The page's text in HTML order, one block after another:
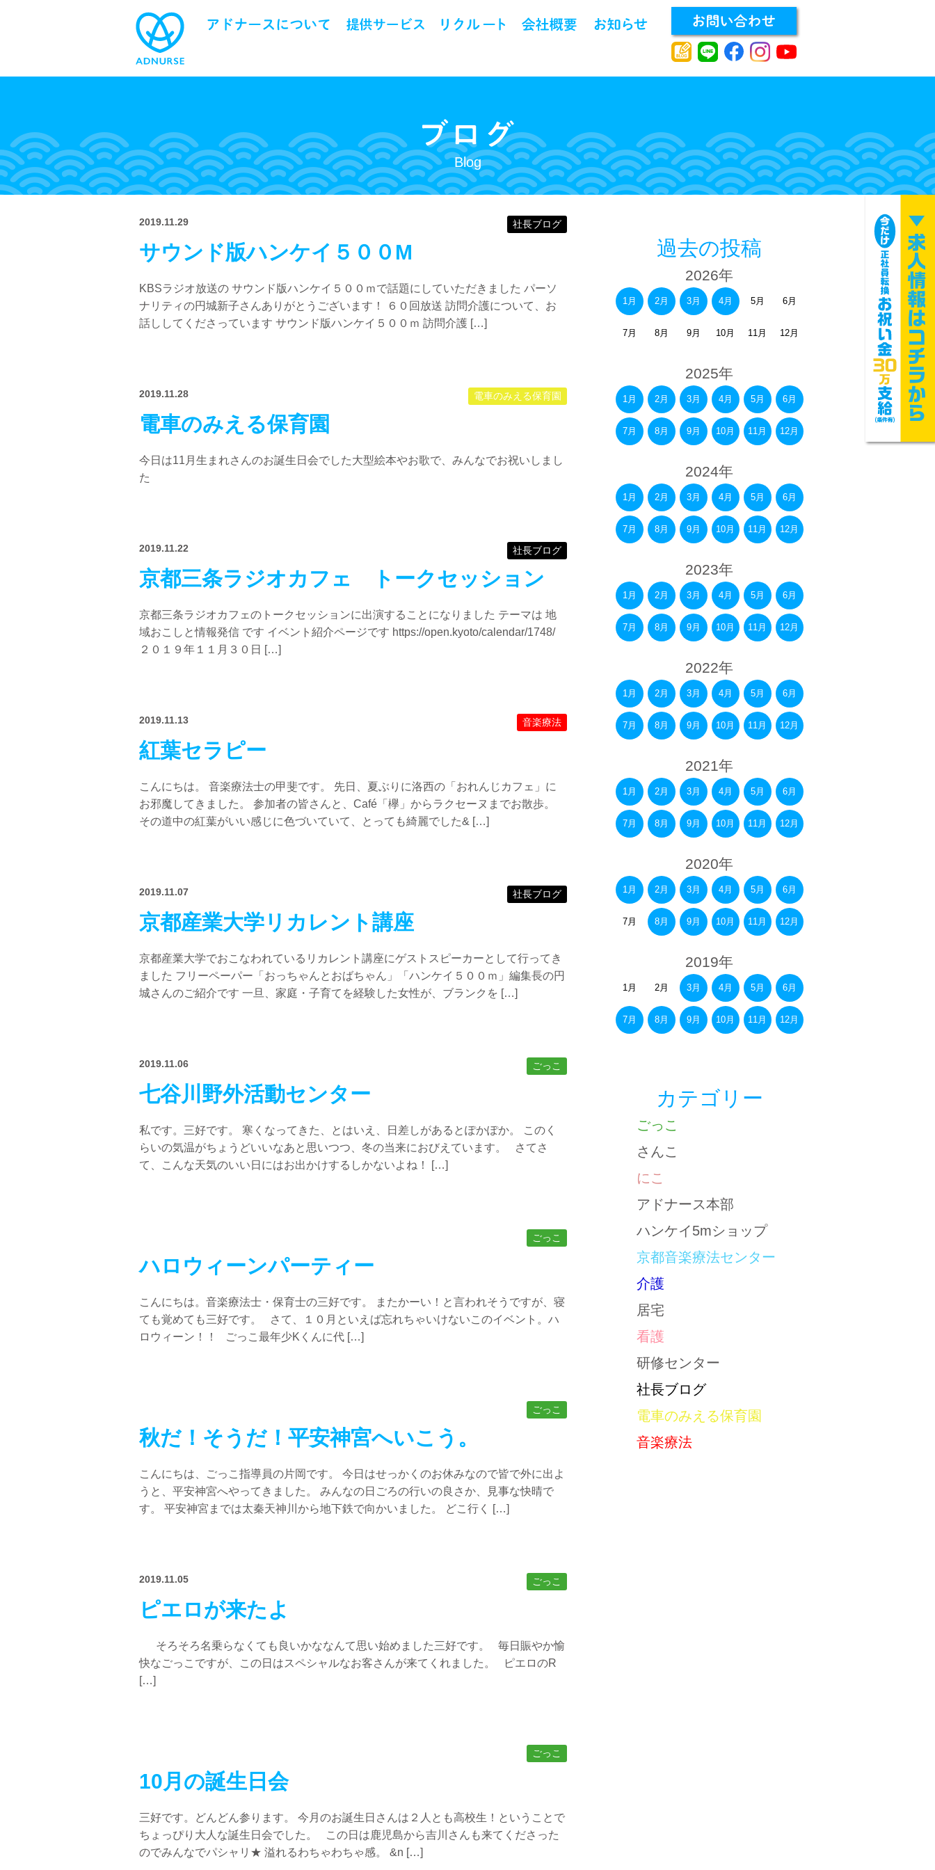
Blog
2019.11.29 社長ブログ
サウンド版ハンケイ５００M
KBSラジオ放送の サウンド版ハンケイ５００ｍで話題にしていただきました パーソ
ナリティの円城新子さんありがとうございます！ ６０回放送 訪問介護について、お
話ししてくださっています サウンド版ハンケイ５００ｍ 訪問介護 […]
2019.11.28 電車のみえる保育園
電車のみえる保育園
今日は11月生まれさんのお誕生日会でした大型絵本やお歌で、みんなでお祝いしまし
た
2019.11.22 社長ブログ
京都三条ラジオカフェ トークセッション
京都三条ラジオカフェのトークセッションに出演することになりました テーマは 地
域おこしと情報発信 です イベント紹介ページです https://open.kyoto/calendar/1748/
２０１９年１１月３０日 […]
2019.11.13 音楽療法
紅葉セラピー
こんにちは。 音楽療法士の甲斐です。 先日、夏ぶりに洛西の「おれんじカフェ」に
お邪魔してきました。 参加者の皆さんと、Café「欅」からラクセーヌまでお散歩。
その道中の紅葉がいい感じに色づいていて、とっても綺麗でした& […]
2019.11.07 社長ブログ
京都産業大学リカレント講座
京都産業大学でおこなわれているリカレント講座にゲストスピーカーとして行ってき
ました フリーペーパー「おっちゃんとおばちゃん」「ハンケイ５００ｍ」編集長の円
城さんのご紹介です 一旦、家庭・子育てを経験した女性が、ブランクを […]
2019.11.06 ごっこ
七谷川野外活動センター
私です。三好です。 寒くなってきた、とはいえ、日差しがあるとぽかぽか。 このく
らいの気温がちょうどいいなあと思いつつ、冬の当来におびえています。 さてさ
て、こんな天気のいい日にはお出かけするしかないよね！ […]
ごっこ
ハロウィーンパーティー
こんにちは。音楽療法士・保育士の三好です。 またかーい！と言われそうですが、寝
ても覚めても三好です。 さて、１０月といえば忘れちゃいけないこのイベント。ハ
ロウィーン！！ ごっこ最年少Kくんに代 […]
ごっこ
秋だ！そうだ！平安神宮へいこう。
こんにちは、ごっこ指導員の片岡です。 今日はせっかくのお休みなので皆で外に出よ
うと、平安神宮へやってきました。 みんなの日ごろの行いの良さか、見事な快晴で
す。 平安神宮までは太秦天神川から地下鉄で向かいました。 どこ行く […]
2019.11.05 ごっこ
ピエロが来たよ
そろそろ名乗らなくても良いかななんて思い始めました三好です。 毎日賑やか愉
快なごっこですが、この日はスペシャルなお客さんが来てくれました。 ピエロのR
[…]
ごっこ
10月の誕生日会
三好です。どんどん参ります。 今月のお誕生日さんは２人とも高校生！ということで
ちょっぴり大人な誕生日会でした。 この日は鹿児島から吉川さんも来てくださった
のでみんなでパシャリ★ 溢れるわちゃわちゃ感。 &n […]
過去の投稿
2026年
1月 2月 3月 4月 5月 6月
7月 8月 9月 10月 11月 12月
2025年
1月 2月 3月 4月 5月 6月
7月 8月 9月 10月 11月 12月
2024年
1月 2月 3月 4月 5月 6月
7月 8月 9月 10月 11月 12月
2023年
1月 2月 3月 4月 5月 6月
7月 8月 9月 10月 11月 12月
2022年
1月 2月 3月 4月 5月 6月
7月 8月 9月 10月 11月 12月
2021年
1月 2月 3月 4月 5月 6月
7月 8月 9月 10月 11月 12月
2020年
1月 2月 3月 4月 5月 6月
7月 8月 9月 10月 11月 12月
2019年
1月 2月 3月 4月 5月 6月
7月 8月 9月 10月 11月 12月
カテゴリー
ごっこ
さんこ
にこ
アドナース本部
ハンケイ5mショップ
京都音楽療法センター
介護
居宅
看護
研修センター
社長ブログ
電車のみえる保育園
音楽療法